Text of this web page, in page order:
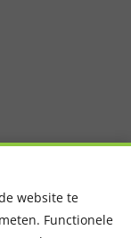
website te
Functionele